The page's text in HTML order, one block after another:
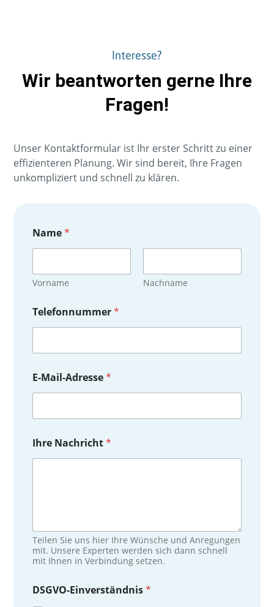
Interesse?
Wir beantworten gerne Ihre
Fragen!
Unser Kontaktformular ist Ihr erster Schritt zu einer
effizienteren Planung. Wir sind bereit, Ihre Fragen
unkompliziert und schnell zu klären.
Name*
Vorname Nachname
Telefonnummer*
E-Mail-Adresse*
e
l
m
m
e
D
S
Ihre Nachricht*
Teilen Sie uns hier Ihre Wünsche und Anregungen
mit. Unsere Experten werden sich dann schnell
mit Ihnen in Verbindung setzen.
DSGVO-Einverständnis*